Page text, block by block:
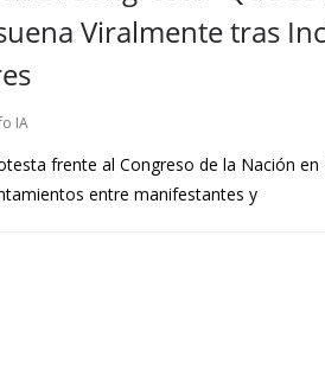
Viralmente tras
IA
frente al Congreso de la Nación en
entre manifestantes y